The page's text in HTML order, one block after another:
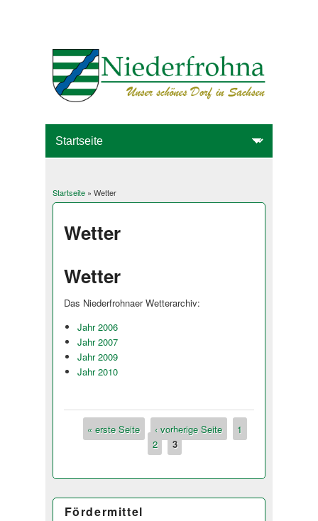
Sie sind hier
Startseite» Wetter
Wetter
Wetter
Das Niederfrohnaer Wetterarchiv:
Jahr 2006
Jahr 2007
Jahr 2009
Jahr 2010
Seiten
« erste Seite ‹ vorherige Seite
1
2
3
Fördermittel